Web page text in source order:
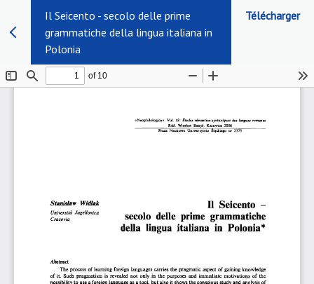
Il Seicento - secolo delle prime
grammatiche della lingua italiana in
Polonia
Télécharger